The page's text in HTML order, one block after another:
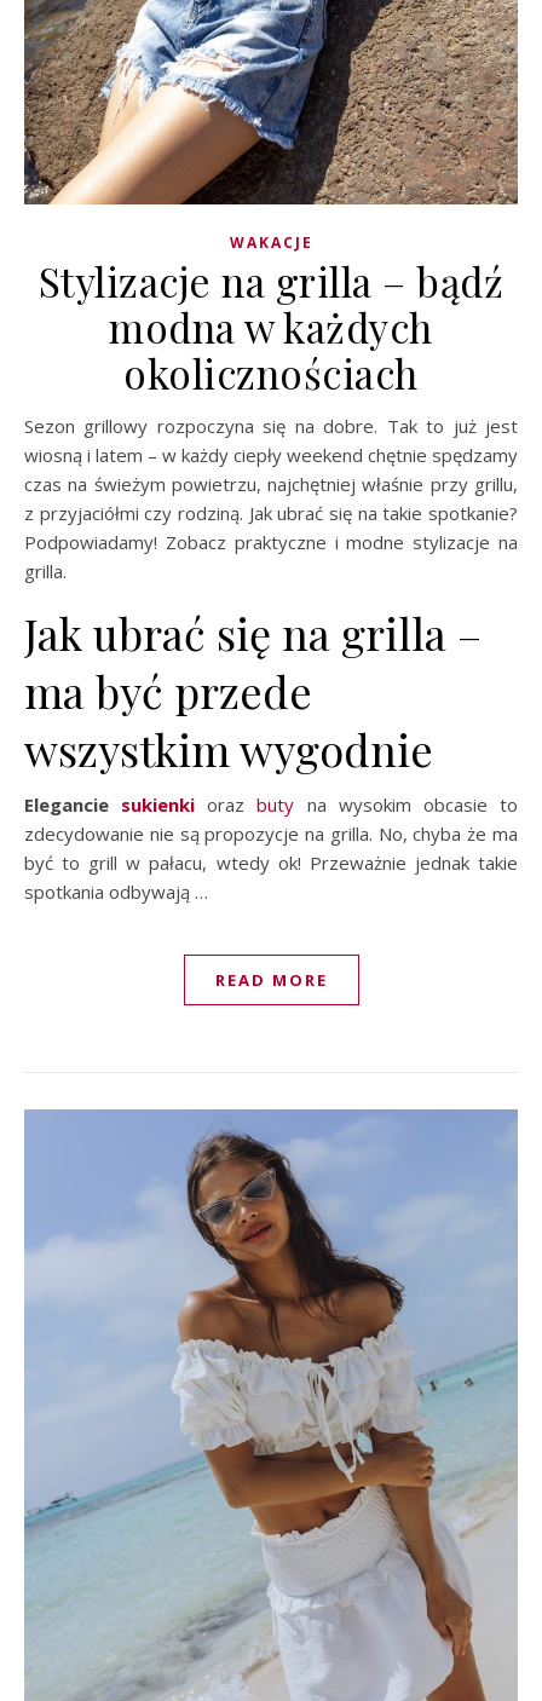
WAKACJE
Stylizacje na grilla – bądź
modna w każdych
okolicznościach
Sezon grillowy rozpoczyna się na dobre. Tak to już jest
wiosną i latem – w każdy ciepły weekend chętnie spędzamy
czas na świeżym powietrzu, najchętniej właśnie przy grillu,
z przyjaciółmi czy rodziną. Jak ubrać się na takie spotkanie?
Podpowiadamy! Zobacz praktyczne i modne stylizacje na
grilla.
Jak ubrać się na grilla –
ma być przede
wszystkim wygodnie
Elegancie sukienki orazbuty na wysokim obcasie to
zdecydowanie nie są propozycje na grilla. No, chyba że ma
być to grill w pałacu, wtedy ok! Przeważnie jednak takie
spotkania odbywają …
READ MORE